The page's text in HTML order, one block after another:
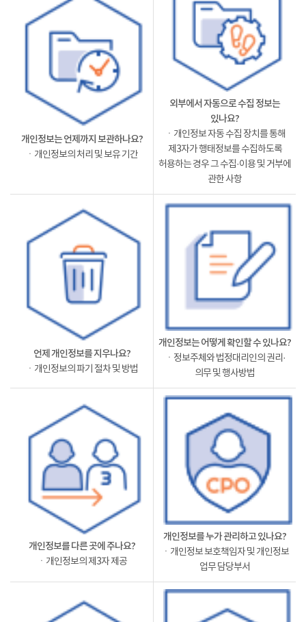
개인정보는 언제까지 보관하나요?
ㆍ개인정보의 처리 및 보유 기간
외부에서 자동으로 수집 정보는
있나요?
ㆍ개인정보 자동 수집 장치를 통해
제3자가 행태정보를 수집하도록
허용하는 경우 그 수집·이용 및 거부에
관한 사항
언제 개인정보를 지우나요?
ㆍ개인정보의 파기 절차 및 방법
개인정보는 어떻게 확인할 수 있나요?
ㆍ정보주체와 법정대리인의 권리·
의무 및 행사방법
개인정보를 다른 곳에 주나요?
ㆍ개인정보의 제3자 제공
개인정보를 누가 관리하고 있나요?
ㆍ개인정보 보호책임자 및 개인정보
업무 담당부서